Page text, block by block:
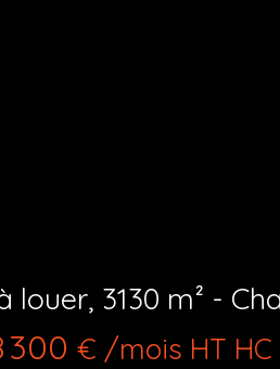
louer, 3130 m² -
300 € /mois HT HC